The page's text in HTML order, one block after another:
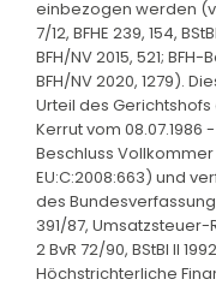
einbezogen werden
7/12, BFHE 239, 154,
BFH/NV 2015, 521;
BFH/NV 2020, 1279).
Urteil des
Kerrut vom 08.07.1986
Beschluss Vollkommer
EU:C:2008:663) und
des
391/87, Umsatzsteuer-
2 BvR 72/90, BStBl II
Höchstrichterliche